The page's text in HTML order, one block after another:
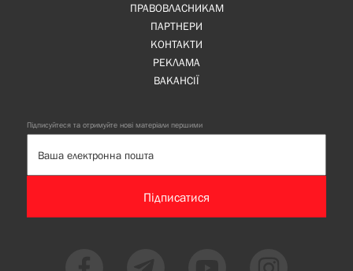
ПРАВОВЛАСНИКАМ
ПАРТНЕРИ
КОНТАКТИ
РЕКЛАМА
ВАКАНСІЇ
Підписуйтеся та отримуйте нові матеріали першими
Підписатися